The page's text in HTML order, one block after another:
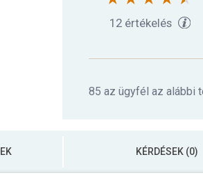
12 értékelés
85 az ügyfél az alábbi
KÉRDÉSEK (0)